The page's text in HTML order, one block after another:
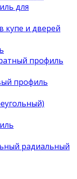
для
купе и дверей
профиль
профиль
радиальный